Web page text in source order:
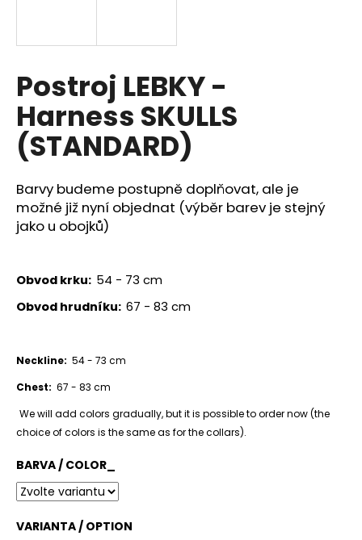
Postroj LEBKY -
Harness SKULLS
(STANDARD)
Barvy budeme postupně doplňovat, ale je
možné již nyní objednat (výběr barev je stejný
jako u obojků)
Obvod krku: 54 - 73 cm
Obvod hrudníku: 67 - 83 cm
Neckline: 54 - 73 cm
Chest: 67 - 83 cm
We will add colors gradually, but it is possible to order now (the
choice of colors is the same as for the collars).
BARVA / COLOR_
VARIANTA / OPTION
j
t
?
HLEDAT
o
o
č
u
e
m